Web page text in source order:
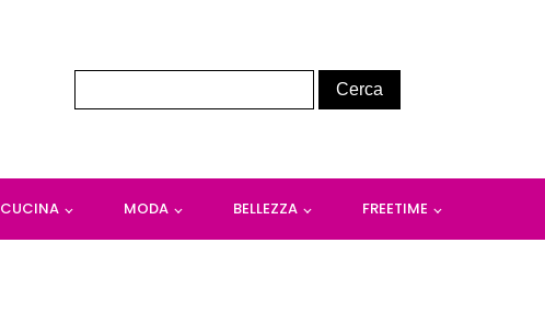
CUCINA MODA BELLEZZA FREETIME